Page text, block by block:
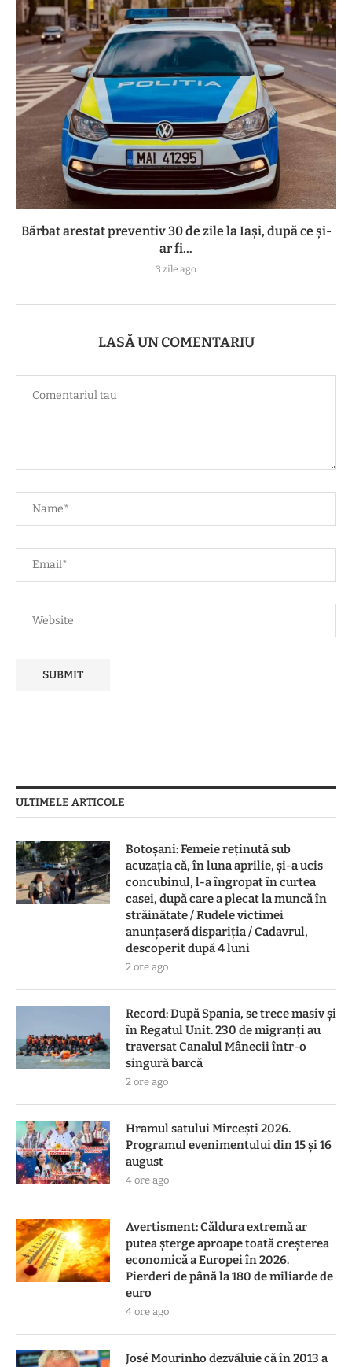
Bărbat arestat preventiv 30 de zile la Iași, după ce și-
ar fi...
3 zile ago
LASĂ UN COMENTARIU
ULTIMELE ARTICOLE
Botoşani: Femeie reţinută sub
acuzaţia că, în luna aprilie, şi-a ucis
concubinul, l-a îngropat în curtea
casei, după care a plecat la muncă în
străinătate / Rudele victimei
anunţaseră dispariţia / Cadavrul,
descoperit după 4 luni
2 ore ago
Record: După Spania, se trece masiv și
în Regatul Unit. 230 de migranți au
traversat Canalul Mânecii într-o
singură barcă
2 ore ago
Hramul satului Mircești 2026.
Programul evenimentului din 15 și 16
august
4 ore ago
Avertisment: Căldura extremă ar
putea șterge aproape toată creșterea
economică a Europei în 2026.
Pierderi de până la 180 de miliarde de
euro
4 ore ago
José Mourinho dezvăluie că în 2013 a